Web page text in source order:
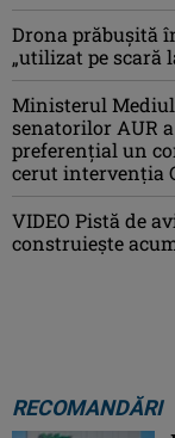
Drona prăbuşită
„utilizat pe scară
Ministerul
senatorilor AUR
preferențial un
cerut intervenția
VIDEO Pistă de
construiește
RECOMANDĂRI